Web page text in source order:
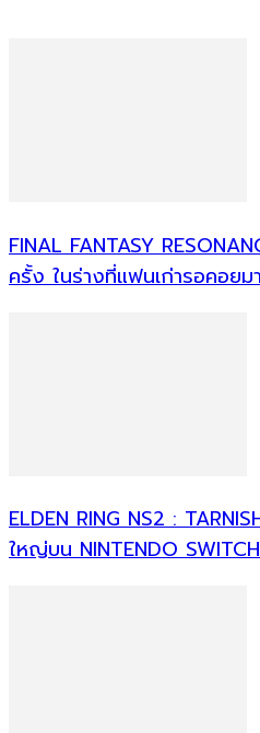
FINAL FANTASY
ครั้ง ในร่างที่แฟนเก่ารอคอยม
ELDEN RING NS2 :
ใหญ่บน NINTENDO